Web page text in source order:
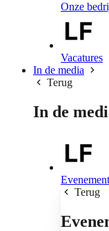
Onze
Vacatures
In de media
Terug
In de
Terug